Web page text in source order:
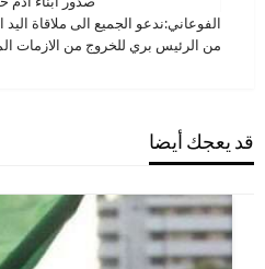
المقالة
الفوعاني:ندعو الجميع الى ملاقاة اليد
من الرئيس بري للخروج من الازمات
قد يعجك أيضا